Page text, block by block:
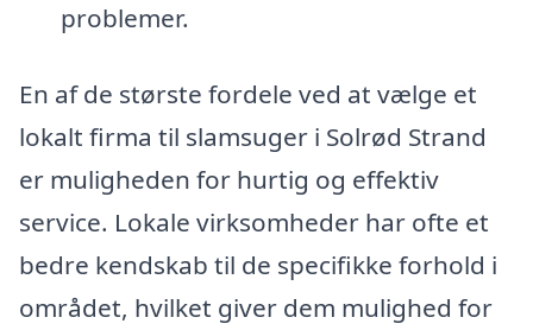
problemer.
En af de største fordele ved at vælge et
lokalt firma til slamsuger i Solrød Strand
er muligheden for hurtig og effektiv
service. Lokale virksomheder har ofte et
bedre kendskab til de specifikke forhold i
området, hvilket giver dem mulighed for